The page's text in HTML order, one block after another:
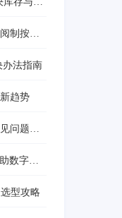
制按需
办法指南
趋势
问题解
数字化
型攻略